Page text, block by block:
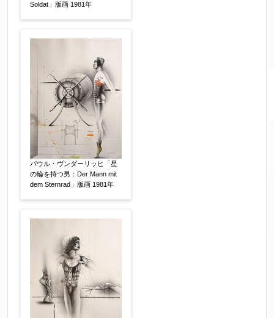
郵便番号 【必須】
↓郵便番号を入力すると住所の最初が自動入力さ
れます。番地以下は任意でも結構です。
ご住所 【必須】
ご要望などがございましたらご入力ください
【任意】
Soldat」版画 1981年
パウル・ヴンダーリッヒ「星
の輪を持つ男：Der Mann mit
dem Sternrad」版画 1981年